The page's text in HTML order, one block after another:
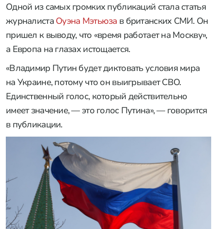
Одной из самых громких публикаций стала статья
журналиста Оуэна Мэтьюза в британских СМИ. Он
пришел к выводу, что «время работает на Москву»,
а Европа на глазах истощается.
«Владимир Путин будет диктовать условия мира
на Украине, потому что он выигрывает СВО.
Единственный голос, который действительно
имеет значение, — это голос Путина», — говорится
в публикации.